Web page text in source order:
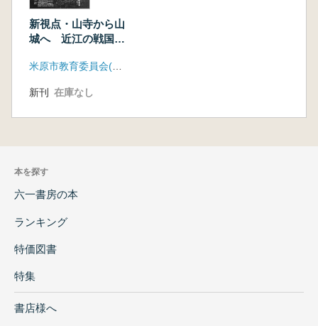
新視点・山寺から山
城へ 近江の戦国時
米原市教育委員会(滋賀県) 他
新刊 在庫なし
本を探す
六一書房の本
ランキング
特価図書
特集
書店様へ